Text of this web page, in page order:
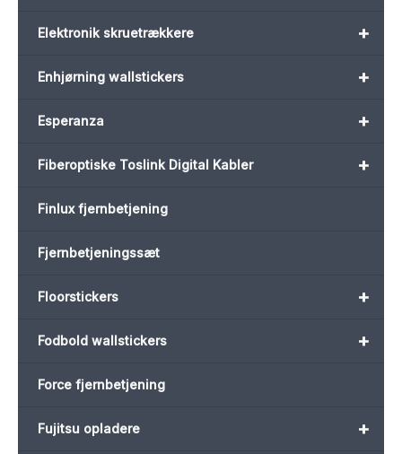
+
Elektronik skruetrækkere
+
Enhjørning wallstickers
+
Esperanza
+
Fiberoptiske Toslink Digital Kabler
Finlux fjernbetjening
Fjernbetjeningssæt
+
Floorstickers
+
Fodbold wallstickers
Force fjernbetjening
+
Fujitsu opladere